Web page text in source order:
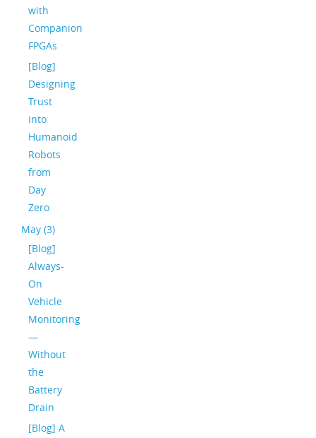
with
Companion
FPGAs
[Blog]
Designing
Trust
into
Humanoid
Robots
from
Day
Zero
May (3)
[Blog]
Always-
On
Vehicle
Monitoring
—
Without
the
Battery
Drain
[Blog] A